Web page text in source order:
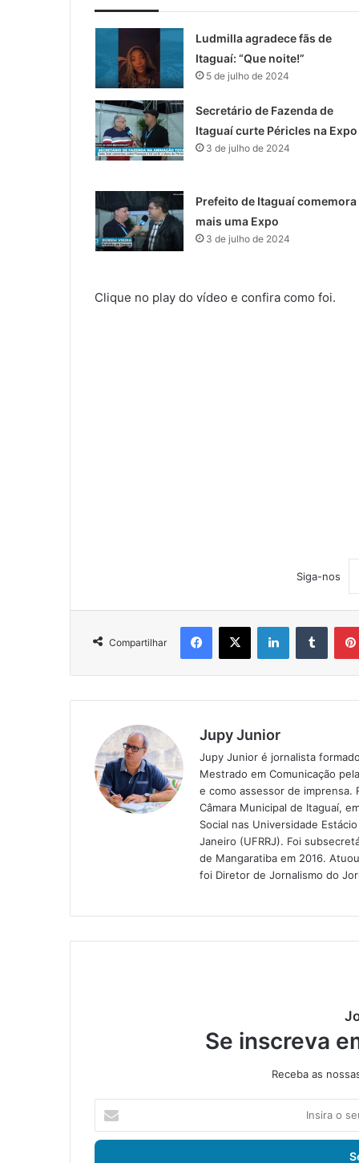
Ludmilla agradece fãs de
Itaguaí: “Que noite!”
5 de julho de 2024
Secretário de Fazenda de
Itaguaí curte Péricles na Expo
3 de julho de 2024
Prefeito de Itaguaí comemora
mais uma Expo
3 de julho de 2024
Clique no play do vídeo e confira como foi.
Siga-nos
Compartilhar
Jupy Junior
Jupy Junior é jornalista
Mestrado em Comunicação
e como assessor de imprensa.
Câmara Municipal de Itaguaí,
Social nas Universidade
Janeiro (UFRRJ). Foi
de Mangaratiba em 2016.
foi Diretor de Jornalismo do
Se inscreva
Receba as
s